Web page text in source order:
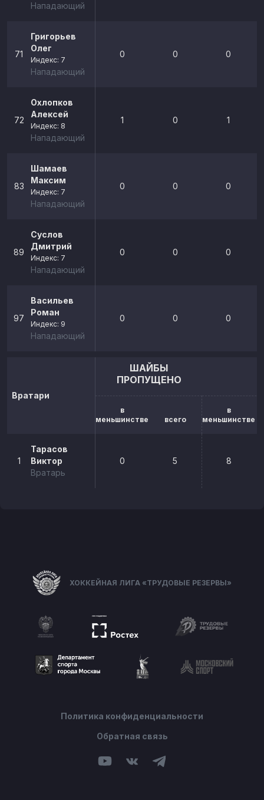
Нападающий
71
Григорьев
Олег
Индекс: 7
Нападающий
0 0 0
72
Охлопков
Алексей
Индекс: 8
Нападающий
1 0 1
83
Шамаев
Максим
Индекс: 7
Нападающий
0 0 0
89
Суслов
Дмитрий
Индекс: 7
Нападающий
0 0 0
97
Васильев
Роман
Индекс: 9
Нападающий
0 0 0
Вратари
ШАЙБЫ
ПРОПУЩЕНО
в
меньшинстве
всего
в
меньшинстве
1
Тарасов
Виктор
Вратарь
0 5 8
ХОККЕЙНАЯ ЛИГА «ТРУДОВЫЕ РЕЗЕРВЫ»
Политика конфиденциальности
Обратная связь